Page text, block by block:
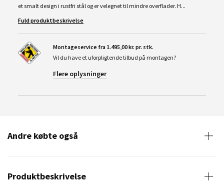
et smalt design i rustfri stål og er velegnet til mindre overflader. H...
Fuld produktbeskrivelse
Montageservice fra 1.495,00 kr. pr. stk.
Vil du have et uforpligtende tilbud på montagen?
Flere oplysninger
Andre købte også
Produktbeskrivelse